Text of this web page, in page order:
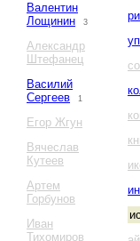
Валентин
Лощинин
3
Александр
Штефанец
Василий
Сергеев
1
Егор Жгун
Вячеслав
Кутеев
Артем
Горбунов
Иван
Тихомиров